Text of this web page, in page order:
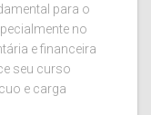
para o
no
e financeira
seu curso
e carga